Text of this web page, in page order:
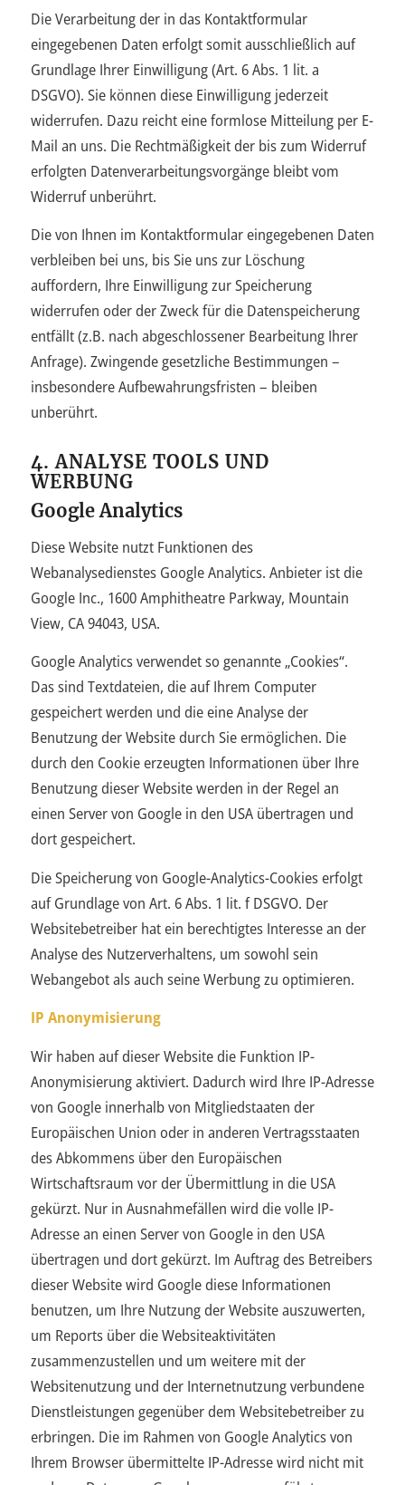
Die Verarbeitung der in das Kontaktformular
eingegebenen Daten erfolgt somit ausschließlich auf
Grundlage Ihrer Einwilligung (Art. 6 Abs. 1 lit. a
DSGVO). Sie können diese Einwilligung jederzeit
widerrufen. Dazu reicht eine formlose Mitteilung per E-
Mail an uns. Die Rechtmäßigkeit der bis zum Widerruf
erfolgten Datenverarbeitungsvorgänge bleibt vom
Widerruf unberührt.
Die von Ihnen im Kontaktformular eingegebenen Daten
verbleiben bei uns, bis Sie uns zur Löschung
auffordern, Ihre Einwilligung zur Speicherung
widerrufen oder der Zweck für die Datenspeicherung
entfällt (z.B. nach abgeschlossener Bearbeitung Ihrer
Anfrage). Zwingende gesetzliche Bestimmungen –
insbesondere Aufbewahrungsfristen – bleiben
unberührt.
4. ANALYSE TOOLS UND
WERBUNG
Google Analytics
Diese Website nutzt Funktionen des
Webanalysedienstes Google Analytics. Anbieter ist die
Google Inc., 1600 Amphitheatre Parkway, Mountain
View, CA 94043, USA.
Google Analytics verwendet so genannte „Cookies“.
Das sind Textdateien, die auf Ihrem Computer
gespeichert werden und die eine Analyse der
Benutzung der Website durch Sie ermöglichen. Die
durch den Cookie erzeugten Informationen über Ihre
Benutzung dieser Website werden in der Regel an
einen Server von Google in den USA übertragen und
dort gespeichert.
Die Speicherung von Google-Analytics-Cookies erfolgt
auf Grundlage von Art. 6 Abs. 1 lit. f DSGVO. Der
Websitebetreiber hat ein berechtigtes Interesse an der
Analyse des Nutzerverhaltens, um sowohl sein
Webangebot als auch seine Werbung zu optimieren.
IP Anonymisierung
Wir haben auf dieser Website die Funktion IP-
Anonymisierung aktiviert. Dadurch wird Ihre IP-Adresse
von Google innerhalb von Mitgliedstaaten der
Europäischen Union oder in anderen Vertragsstaaten
des Abkommens über den Europäischen
Wirtschaftsraum vor der Übermittlung in die USA
gekürzt. Nur in Ausnahmefällen wird die volle IP-
Adresse an einen Server von Google in den USA
übertragen und dort gekürzt. Im Auftrag des Betreibers
dieser Website wird Google diese Informationen
benutzen, um Ihre Nutzung der Website auszuwerten,
um Reports über die Websiteaktivitäten
zusammenzustellen und um weitere mit der
Websitenutzung und der Internetnutzung verbundene
Dienstleistungen gegenüber dem Websitebetreiber zu
erbringen. Die im Rahmen von Google Analytics von
Ihrem Browser übermittelte IP-Adresse wird nicht mit